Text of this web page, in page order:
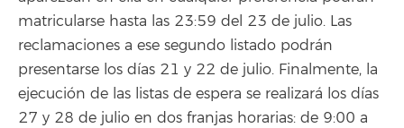
matricularse hasta las 23:59 del 23 de julio. Las
reclamaciones a ese segundo listado podrán
presentarse los días 21 y 22 de julio. Finalmente, la
ejecución de las listas de espera se realizará los días
27 y 28 de julio en dos franjas horarias: de 9:00 a